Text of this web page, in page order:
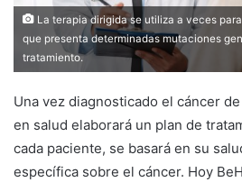
La terapia dirigida se utiliza a veces
que presenta determinadas mutaciones
tratamiento.
Una vez diagnosticado el cáncer
en salud elaborará un plan de
cada paciente, se basará en su
específica sobre el cáncer. Hoy